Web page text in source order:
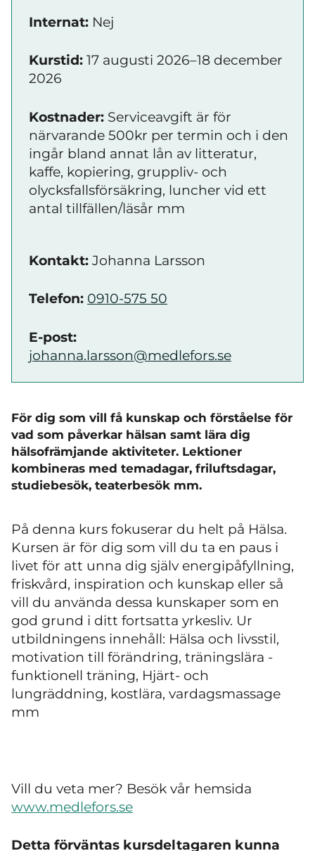
Internat: Nej
Kurstid: 17 augusti 2026–18 december
2026
Kostnader: Serviceavgift är för
närvarande 500kr per termin och i den
ingår bland annat lån av litteratur,
kaffe, kopiering, gruppliv- och
olycksfallsförsäkring, luncher vid ett
antal tillfällen/läsår mm
Kontakt: Johanna Larsson
Telefon: 0910-575 50
E-post:
johanna.larsson@medlefors.se
För dig som vill få kunskap och förståelse för
vad som påverkar hälsan samt lära dig
hälsofrämjande aktiviteter. Lektioner
kombineras med temadagar, friluftsdagar,
studiebesök, teaterbesök mm.
På denna kurs fokuserar du helt på Hälsa.
Kursen är för dig som vill du ta en paus i
livet för att unna dig själv energipåfyllning,
friskvård, inspiration och kunskap eller så
vill du använda dessa kunskaper som en
god grund i ditt fortsatta yrkesliv. Ur
utbildningens innehåll: Hälsa och livsstil,
motivation till förändring, träningslära -
funktionell träning, Hjärt- och
lungräddning, kostlära, vardagsmassage
mm
Vill du veta mer? Besök vår hemsida
www.medlefors.se
Detta förväntas kursdeltagaren kunna